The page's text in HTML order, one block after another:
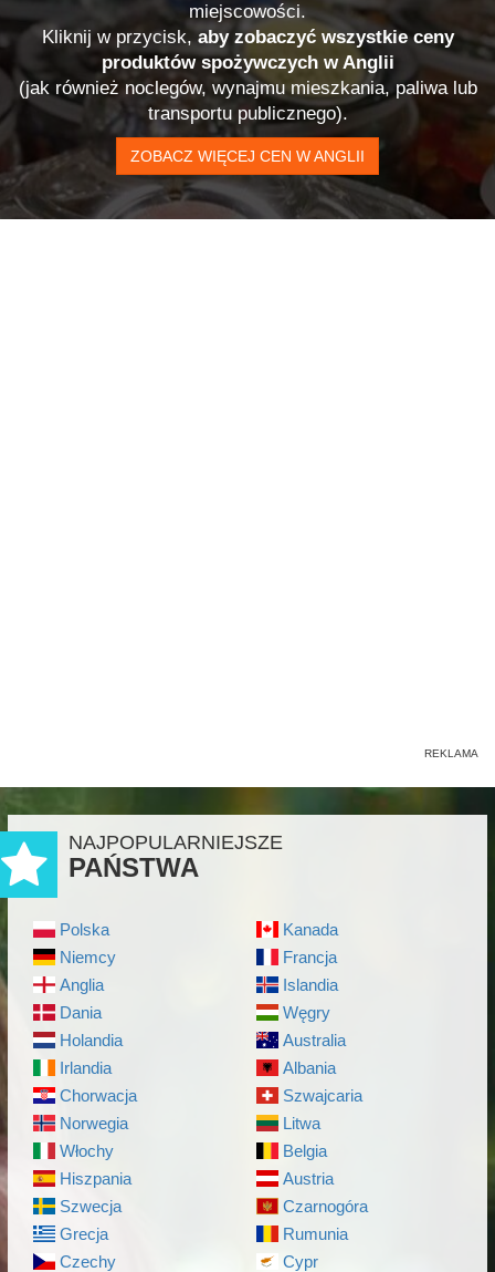
miejscowości.
Kliknij w przycisk, aby zobaczyć wszystkie ceny
produktów spożywczych w Anglii
(jak również noclegów, wynajmu mieszkania, paliwa lub
transportu publicznego).
ZOBACZ WIĘCEJ CEN W ANGLII
NAJPOPULARNIEJSZE
PAŃSTWA
Polska
Niemcy
Anglia
Dania
Holandia
Irlandia
Chorwacja
Norwegia
Włochy
Hiszpania
Szwecja
Grecja
Czechy
Kanada
Francja
Islandia
Węgry
Australia
Albania
Szwajcaria
Litwa
Belgia
Austria
Czarnogóra
Rumunia
Cypr